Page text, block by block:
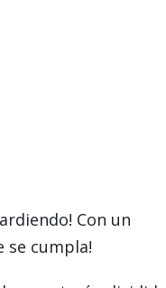
Con un
se cumpla!